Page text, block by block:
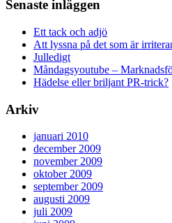
Senaste inläggen
Ett tack och adjö
Att lyssna på det som är
Julledigt
Måndagsyoutube –
Hädelse eller briljant PR-trick?
Arkiv
januari 2010
december 2009
november 2009
oktober 2009
september 2009
augusti 2009
juli 2009